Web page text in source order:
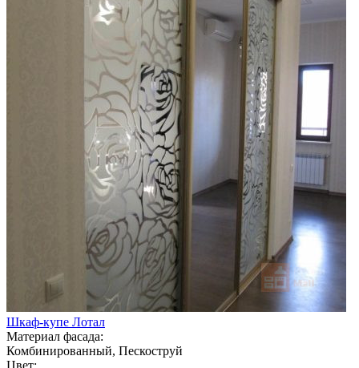
Шкаф-купе Лотал
Материал фасада:
Комбинированный, Пескоструй
Цвет: